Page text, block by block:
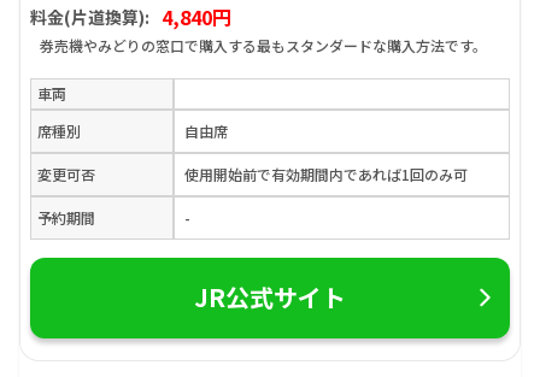
料金(片道換算): 4,840円
券売機やみどりの窓口で購入する最もスタンダードな購入方法です。
車両
席種別
自由席
変更可否 使用開始前で有効期間内であれば1回のみ可
予約期間 -
JR公式サイト